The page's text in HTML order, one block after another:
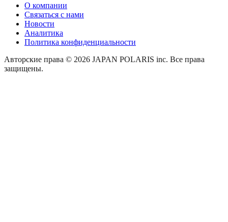
О компании
Связаться с нами
Новости
Аналитика
Политика конфиденциальности
Авторские права © 2026 JAPAN POLARIS inc. Все права
защищены.